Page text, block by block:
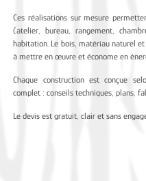
Ces réalisations sur mesure
(atelier, bureau, rangement,
habitation. Le bois, matériau naturel
à mettre en œuvre et économe en
Chaque construction est conçue
complet : conseils techniques, plans,
Le devis est gratuit, clair et sans